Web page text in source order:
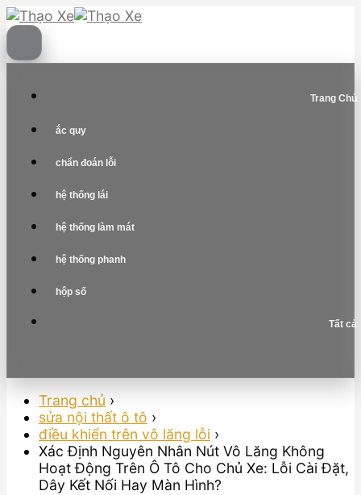
Skip
to
content
Trang Chủ
ắc quy
chẩn đoán lỗi
hệ thống lái
hệ thống làm mát
hệ thống phanh
hộp số
Tất cả
Trang chủ ›
sửa nội thất ô tô ›
điều khiển trên vô lăng lỗi ›
Xác Định Nguyên Nhân Nút Vô Lăng Không
Hoạt Động Trên Ô Tô Cho Chủ Xe: Lỗi Cài Đặt,
Dây Kết Nối Hay Màn Hình?